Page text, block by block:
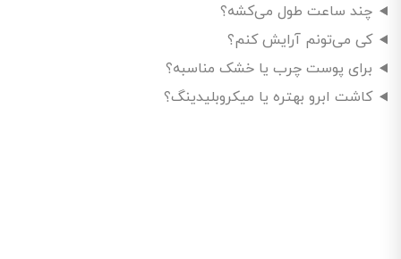
چند ساعت طول می‌کشه؟
کی می‌تونم آرایش کنم؟
برای پوست چرب یا خشک مناسبه؟
کاشت ابرو بهتره یا میکروبلیدینگ؟